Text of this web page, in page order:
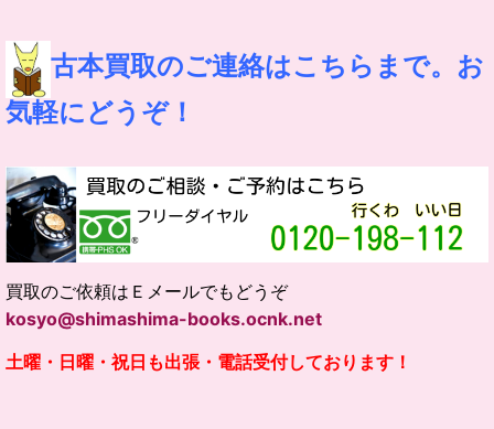
古本買取のご連絡はこちらまで。お
気軽にどうぞ！
買取のご依頼はＥメールでもどうぞ
kosyo@shimashima-books.ocnk.net
土曜・日曜・祝日も出張・電話受付しております！